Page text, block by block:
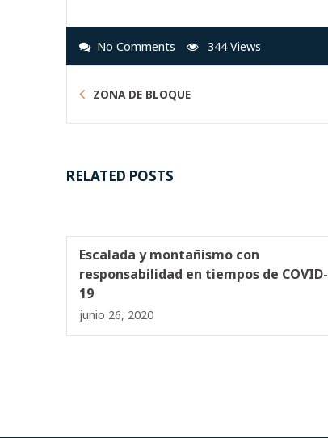
No Comments 344Views
ZONA DE BLOQUE
RELATED POSTS
Escalada y montañismo con
responsabilidad en tiempos de COVID-
19
junio 26, 2020